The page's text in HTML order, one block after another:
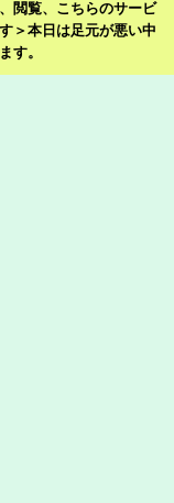
閲覧、こちらのサービ
＞本日は足元が悪い中
す。